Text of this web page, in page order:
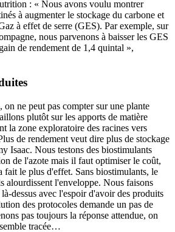
: « Nous avons voulu montrer
à augmenter le stockage du carbone et
à effet de serre (GES). Par exemple, sur
nous parvenons à baisser les GES
de rendement de 1,4 quintal »,
on ne peut pas compter sur une plante
plutôt sur les apports de matière
la zone exploratoire des racines vers
de rendement veut dire plus de stockage
Isaac. Nous testons des biostimulants
de l'azote mais il faut optimiser le coût,
fait le plus d'effet. Sans biostimulants, le
alourdissent l'enveloppe. Nous faisons
dessus avec l'espoir d'avoir des produits
des protocoles demande un pas de
pas toujours la réponse attendue, on
tracée…